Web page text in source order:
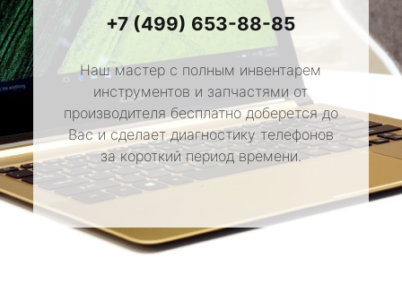
+7 (499) 653-88-85
Наш мастер с полным инвентарем
инструментов и запчастями от
производителя бесплатно доберется до
Вас и сделает диагностику телефонов
за короткий период времени.